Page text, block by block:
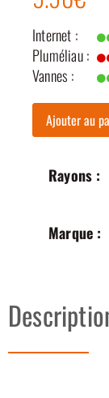
Internet :
Pluméliau :
Vannes :
Ajouter au
Rayons :
Marque :